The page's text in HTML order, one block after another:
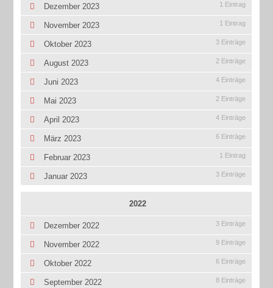
Dezember 2023 1 Eintrag
November 2023 1 Eintrag
Oktober 2023 3 Einträge
August 2023 2 Einträge
Juni 2023 4 Einträge
Mai 2023 2 Einträge
April 2023 4 Einträge
März 2023 6 Einträge
Februar 2023 1 Eintrag
Januar 2023 3 Einträge
2022
Dezember 2022 3 Einträge
November 2022 9 Einträge
Oktober 2022 6 Einträge
September 2022 8 Einträge